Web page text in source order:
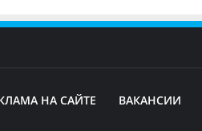
НА САЙТЕ ВАКАНСИИ